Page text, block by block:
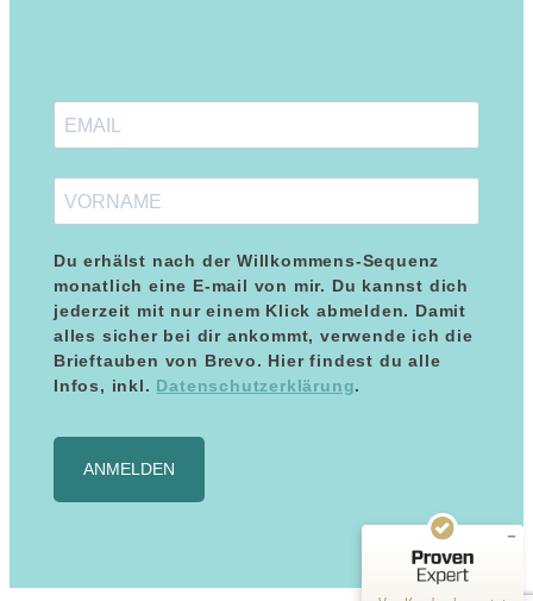
Du erhälst nach der Willkommens-Sequenz
monatlich eine E-mail von mir. Du kannst dich
jederzeit mit nur einem Klick abmelden. Damit
alles sicher bei dir ankommt, verwende ich die
Brieftauben von Brevo. Hier findest du alle
Infos, inkl. Datenschutzerklärung.
ANMELDEN
Kundenbewertungen und Erfahrungen zu
Bewertungen auf ProvenExpert.com